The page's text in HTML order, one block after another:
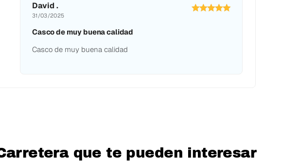
David .
31/03/2025
Casco de muy buena calidad
Casco de muy buena calidad
que te pueden interesar